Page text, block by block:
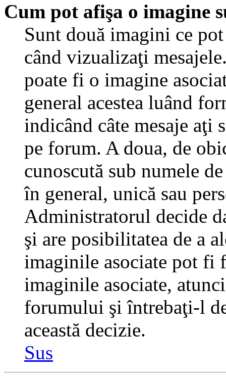
Cum pot afişa o imagine
Sunt două imagini ce
când vizualizaţi
poate fi o imagine
general acestea luând
indicând câte mesaje aţi
pe forum. A doua, de
cunoscută sub numele
în general, unică sau
Administratorul decide
şi are posibilitatea de a
imaginile asociate pot fi
imaginile asociate,
forumului şi întrebaţi-l
această decizie.
Sus